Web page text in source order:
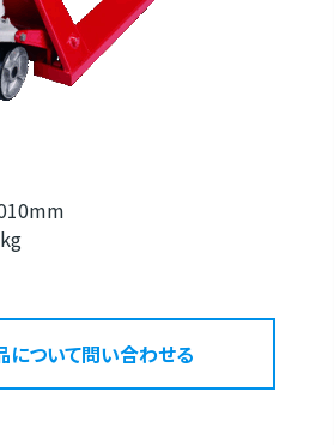
について問い合わせる